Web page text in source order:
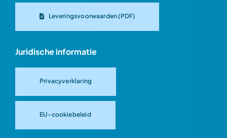
Leveringsvoorwaarden (PDF)
Juridische informatie
Privacyverklaring
EU-cookiebeleid